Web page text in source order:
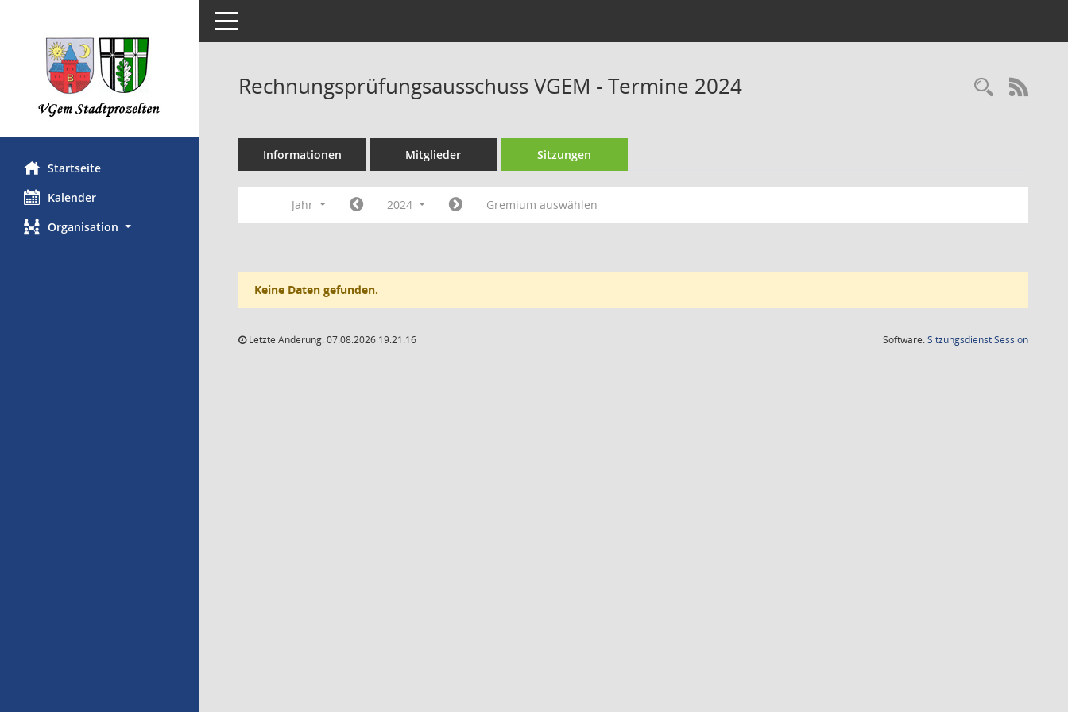
Startseite
Kalender
Organisation
Toggle navigation
Rechnungsprüfungsausschuss VGEM - Termine 2024
Informationen Mitglieder Sitzungen
Jahr 2024 Gremium auswählen
Keine Daten gefunden.
Letzte Änderung: 07.08.2026 19:21:16 Software:SitzungsdienstSession(Wird in